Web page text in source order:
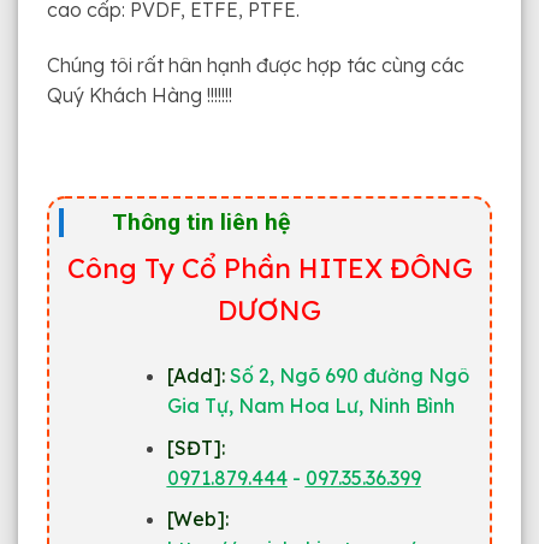
cao cấp: PVDF, ETFE, PTFE.
Chúng tôi rất hân hạnh được hợp tác cùng các
Quý Khách Hàng !!!!!!!
Thông tin liên hệ
Công Ty Cổ Phần HITEX ĐÔNG
DƯƠNG
[Add]: Số 2, Ngõ 690 đường Ngô
Gia Tự, Nam Hoa Lư, Ninh Bình
[SĐT]:
0971.879.444- 097.35.36.399
[Web]: